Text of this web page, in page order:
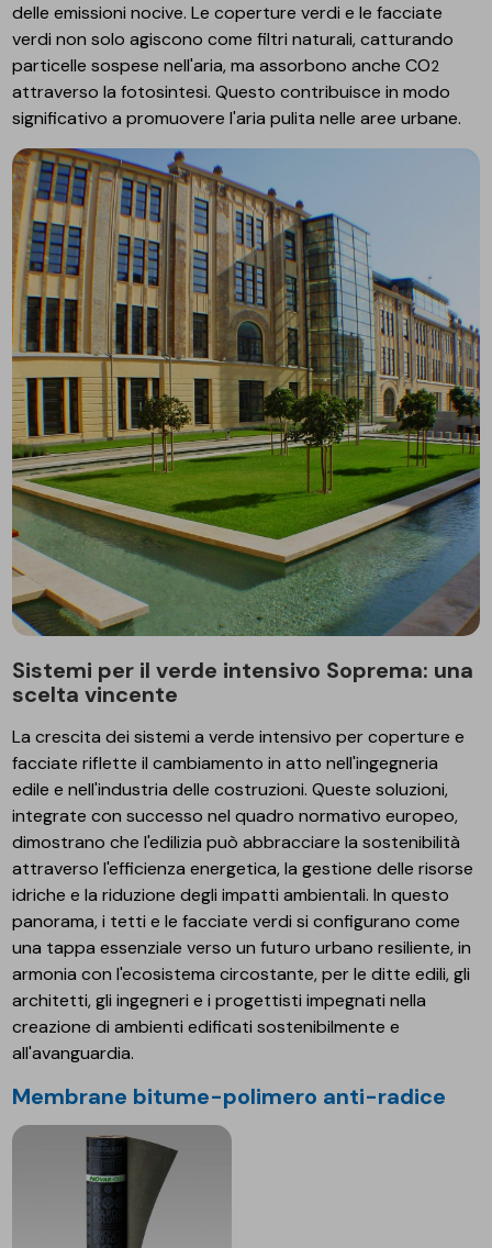
delle emissioni nocive. Le coperture verdi e le facciate
verdi non solo agiscono come filtri naturali, catturando
particelle sospese nell'aria, ma assorbono anche CO2
attraverso la fotosintesi. Questo contribuisce in modo
significativo a promuovere l'aria pulita nelle aree urbane.
Sistemi per il verde intensivo Soprema: una
scelta vincente
La crescita dei sistemi a verde intensivo per coperture e
facciate riflette il cambiamento in atto nell'ingegneria
edile e nell'industria delle costruzioni. Queste soluzioni,
integrate con successo nel quadro normativo europeo,
dimostrano che l'edilizia può abbracciare la sostenibilità
attraverso l'efficienza energetica, la gestione delle risorse
idriche e la riduzione degli impatti ambientali. In questo
panorama, i tetti e le facciate verdi si configurano come
una tappa essenziale verso un futuro urbano resiliente, in
armonia con l'ecosistema circostante, per le ditte edili, gli
architetti, gli ingegneri e i progettisti impegnati nella
creazione di ambienti edificati sostenibilmente e
all'avanguardia.
Membrane bitume-polimero anti-radice